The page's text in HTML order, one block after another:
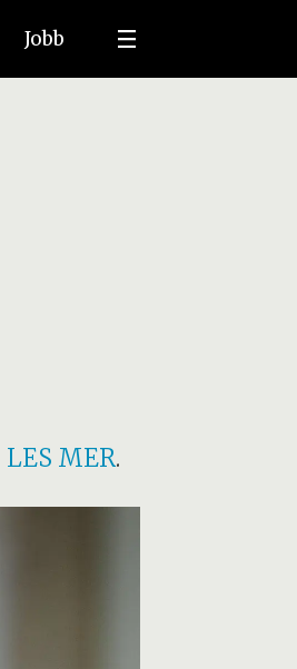
Jobb
LES MER.